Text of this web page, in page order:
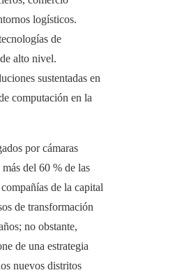
logísticos.
de
alto nivel.
sustentadas en
computación en la
por cámaras
del 60 % de las
de la capital
de transformación
no obstante,
de una estrategia
nuevos distritos